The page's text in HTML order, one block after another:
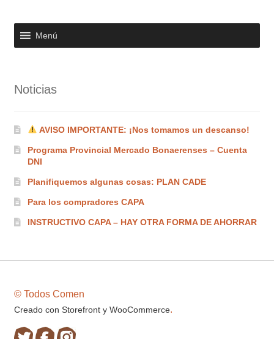
Menú
Noticias
AVISO IMPORTANTE: ¡Nos tomamos un descanso!
Programa Provincial Mercado Bonaerenses – Cuenta
DNI
Planifiquemos algunas cosas: PLAN CADE
Para los compradores CAPA
INSTRUCTIVO CAPA – HAY OTRA FORMA DE AHORRAR
© Todos Comen
Creado con Storefront y WooCommerce.